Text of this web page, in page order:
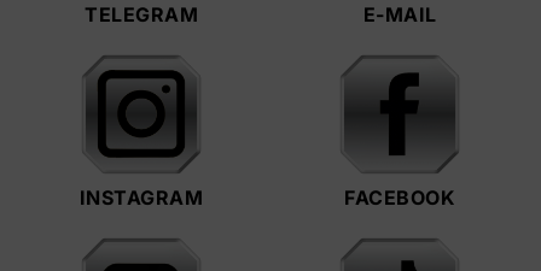
TELEGRAM E-MAIL
INSTAGRAM FACEBOOK